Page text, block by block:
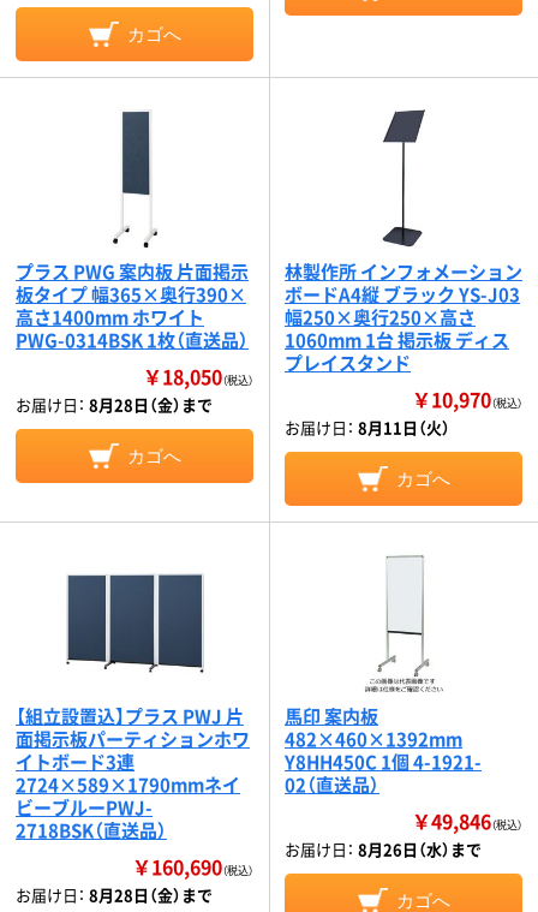
カゴへ
プラス PWG 案内板 片面掲示
板タイプ 幅365×奥行390×
高さ1400mm ホワイト
PWG-0314BSK 1枚（直送品）
￥18,050（税込）
お届け日： 8月28日（金）まで
カゴへ
林製作所 インフォメーション
ボードA4縦 ブラック YS-J03
幅250×奥行250×高さ
1060mm 1台 掲示板 ディス
プレイスタンド
￥10,970（税込）
お届け日： 8月11日（火）
カゴへ
【組立設置込】プラス PWJ 片
面掲示板パーティションホワ
イトボード3連
2724×589×1790mmネイ
ビーブルーPWJ-
2718BSK（直送品）
￥160,690（税込）
お届け日： 8月28日（金）まで
馬印 案内板
482×460×1392mm
Y8HH450C 1個 4-1921-
02（直送品）
￥49,846（税込）
お届け日： 8月26日（水）まで
カゴへ